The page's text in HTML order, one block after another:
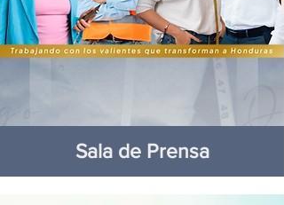
Sala de Prensa